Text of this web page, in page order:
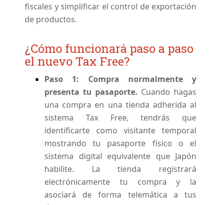
fiscales y simplificar el control de exportación
de productos.
¿Cómo funcionará paso a paso
el nuevo Tax Free?
Paso 1: Compra normalmente y
presenta tu pasaporte. Cuando hagas
una compra en una tienda adherida al
sistema Tax Free, tendrás que
identificarte como visitante temporal
mostrando tu pasaporte físico o el
sistema digital equivalente que Japón
habilite. La tienda registrará
electrónicamente tu compra y la
asociará de forma telemática a tus